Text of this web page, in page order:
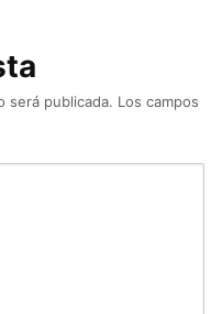
será publicada. Los campos